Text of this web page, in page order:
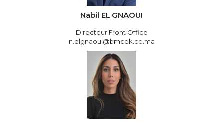
Nabil EL GNAOUI
Directeur Front Office
n.elgnaoui@bmcek.co.ma